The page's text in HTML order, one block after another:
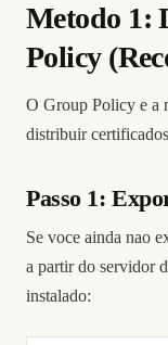
Metodo 1:
Policy
O Group Policy e a
distribuir
Passo 1:
Se voce ainda nao
a partir do servidor
instalado: